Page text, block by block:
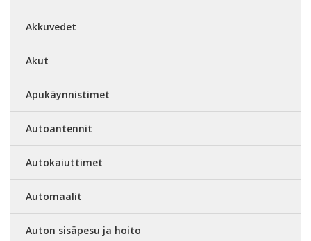
Akkuvedet
Akut
Apukäynnistimet
Autoantennit
Autokaiuttimet
Automaalit
Auton sisäpesu ja hoito